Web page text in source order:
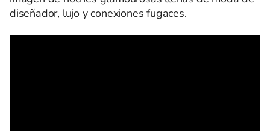
diseñador, lujo y conexiones fugaces.